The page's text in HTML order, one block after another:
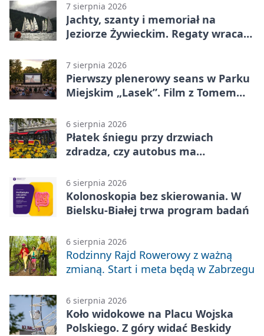
7 sierpnia 2026
Jachty, szanty i memoriał na
Jeziorze Żywieckim. Regaty wracają
7 sierpnia 2026
Pierwszy plenerowy seans w Parku
Miejskim „Lasek”. Film z Tomem
6 sierpnia 2026
Płatek śniegu przy drzwiach
zdradza, czy autobus ma
6 sierpnia 2026
Kolonoskopia bez skierowania. W
Bielsku-Białej trwa program badań
6 sierpnia 2026
Rodzinny Rajd Rowerowy z ważną
zmianą. Start i meta będą w Zabrzegu
6 sierpnia 2026
Koło widokowe na Placu Wojska
Polskiego. Z góry widać Beskidy